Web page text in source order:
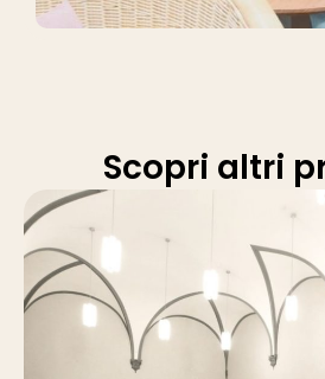
Scopri altri